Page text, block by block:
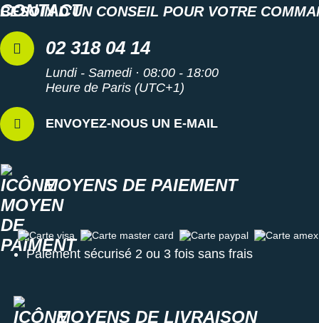
BESOIN D'UN CONSEIL POUR VOTRE
02 318 04 14
Lundi - Samedi · 08:00 - 18:00
Heure de Paris (UTC+1)
ENVOYEZ-NOUS UN E-MAIL
MOYENS DE PAIEMENT
Carte visa Carte master card Carte paypal Carte amex
Paiement sécurisé 2 ou 3 fois sans frais
MOYENS DE LIVRAISON